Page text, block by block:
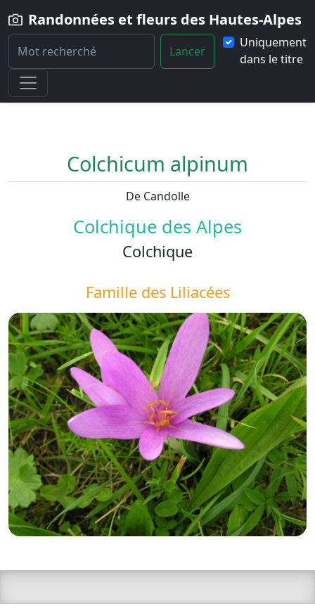
Randonnées et fleurs des Hautes-Alpes
Lancer
Uniquement
dans le titre
Home
Fleur Colchicum-alpinum
Colchicum alpinum
De Candolle
Colchique des Alpes
Colchique
Famille des Liliacées